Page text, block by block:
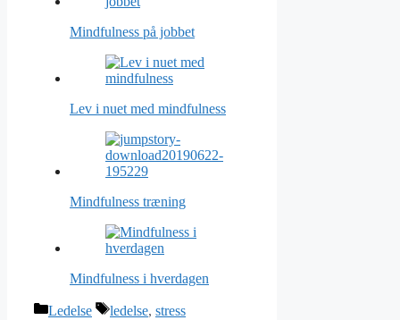
Mindfulness på jobbet
Lev i nuet med mindfulness
Mindfulness træning
Mindfulness i hverdagen
Categories
Ledelse Tags
ledelse, stress